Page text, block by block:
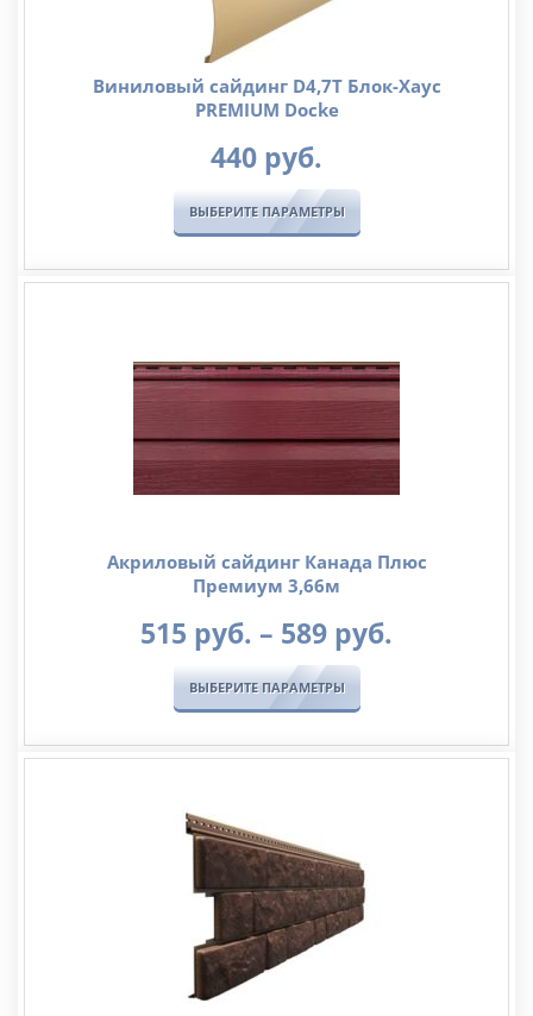
Виниловый сайдинг D4,7T Блок-Хаус
PREMIUM Docke
440 руб.
ВЫБЕРИТЕ ПАРАМЕТРЫ
Акриловый сайдинг Канада Плюс
Премиум 3,66м
515 руб. – 589 руб.
–
ВЫБЕРИТЕ ПАРАМЕТРЫ